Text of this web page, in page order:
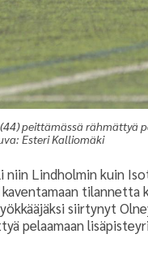
peittämässä rähmättyä
Esteri Kalliomäki
niin Lindholmin kuin
siirtynyt
pelaamaan